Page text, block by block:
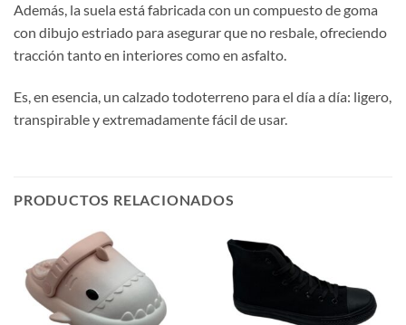
Además, la suela está fabricada con un compuesto de goma
con dibujo estriado para asegurar que no resbale, ofreciendo
tracción tanto en interiores como en asfalto.
Es, en esencia, un calzado todoterreno para el día a día: ligero,
transpirable y extremadamente fácil de usar.
PRODUCTOS RELACIONADOS